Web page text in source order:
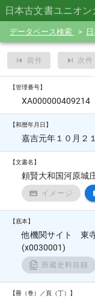
日本古文書ユニオ
データベース検索
前件 次件
【管理番号】
XA000000409214
【和暦年月日】
嘉吉元年１０月２
【文書名】
頼賢大和国河原城
イメージ
【底本】
他機関サイト 東寺
(x0030001)
所蔵史料目録
【冊（巻）／頁（丁）】